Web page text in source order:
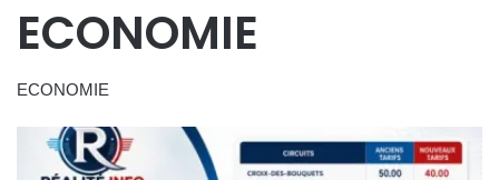
ECONOMIE
ECONOMIE